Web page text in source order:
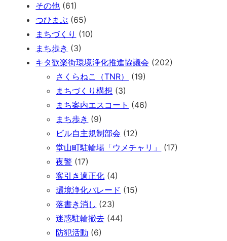
その他 (61)
つひまぶ (65)
まちづくり (10)
まち歩き (3)
キタ歓楽街環境浄化推進協議会 (202)
さくらねこ（TNR）
(19)
まちづくり構想 (3)
まち案内エスコート (46)
まち歩き (9)
ビル自主規制部会 (12)
堂山町駐輪場「ウメチャリ」
(17)
夜警 (17)
客引き適正化 (4)
環境浄化パレード (15)
落書き消し (23)
迷惑駐輪撤去 (44)
防犯活動 (6)